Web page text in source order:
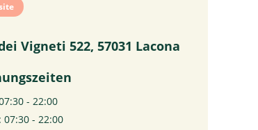
Vigneti 522, 57031 Lacona
- 22:00
07:30 - 22:00